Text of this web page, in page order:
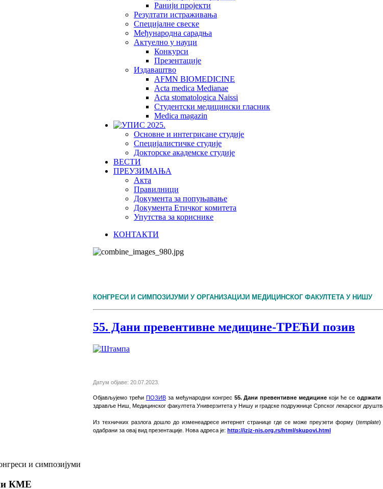
Ранији пројекти
Резултати истраживања
Специјалне свеске
Међународна сарадња
Актуелно у науци
Конкурси
Презентације
Издаваштво
AFMN BIOMEDICINE
Acta medica Medianae
Acta stomatologica Naissi
Студентски медицински гласник
Medica magazin
Основне и интегрисане студије
Специјалистичке студије
Докторске академске студије
ВЕСТИ
ПРЕУЗИМАЊА
Акта
Правилници
Документа за попуњавање
Документа Етичког комитета
Упутства за кориснике
КОНТАКТИ
КОНГРЕСИ И СИМПОЗИЈУМИ У ОРГАНИЗАЦИЈИ МЕДИЦИНСКОГ ФАКУЛТЕТА У НИШУ
55. Дани превентивне медицине-ТРЕЋИ позив
Датум објаве: 20.07.2023.
Објављујемо трећи ПОЗИВза међународни конгрес 55. Дани превентивне медицине који ће се одржати
здравље Ниш, Медицинског факултета Универзитета у Нишу и градске подружнице Српског лекарског
Из техничких разлога дошло до изменеадресе интернет страницегдесеможе преузети форму (template)
одабрани за овај вид презентације . Нова адреса је: http://izjz-nis.org.rs/html/skupovi.html
и симпозијуми
КМЕ